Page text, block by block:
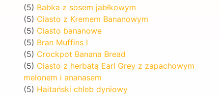
(5) Babka z sosem jabłkowym
(5) Ciasto z Kremem Bananowym
(5) Ciasto bananowe
(5) Bran Muffins I
(5) Crockpot Banana Bread
(5) Ciasto z herbatą Earl Grey z zapachowym
melonem i ananasem
(5) Haitański chleb dyniowy